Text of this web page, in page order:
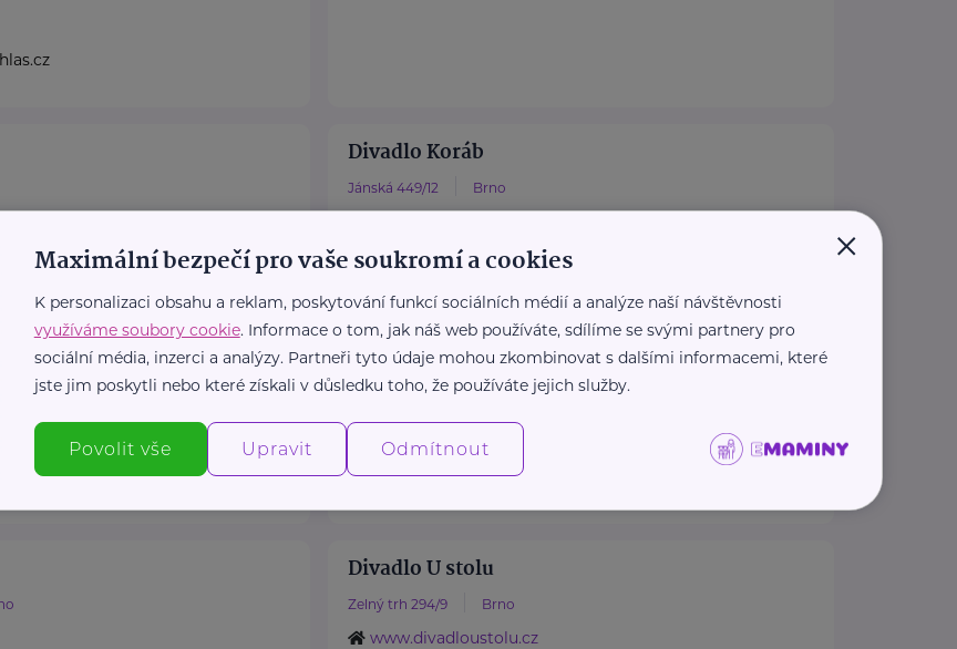
Divadlo Koráb
Jánská 449/12 Brno
+420 773 522 123
korab@korab.cz
Brno - Líšeň - Líšeň
Divadlo Neslyším
Cejl 536/87 Brno
www.neslysim.cz
+420 545 212 578
neslysim@email.cz
Divadlo U stolu
Zelný trh 294/9 Brno
www.divadloustolu.cz
×
Maximální bezpečí pro vaše soukromí a cookies
K personalizaci obsahu a reklam, poskytování funkcí sociálních médií a analýze naší návštěvnosti
využíváme soubory cookie. Informace o tom, jak náš web používáte, sdílíme se svými partnery pro
sociální média, inzerci a analýzy. Partneři tyto údaje mohou zkombinovat s dalšími informacemi, které
jste jim poskytli nebo které získali v důsledku toho, že používáte jejich služby.
Povolit vše Upravit Odmítnout